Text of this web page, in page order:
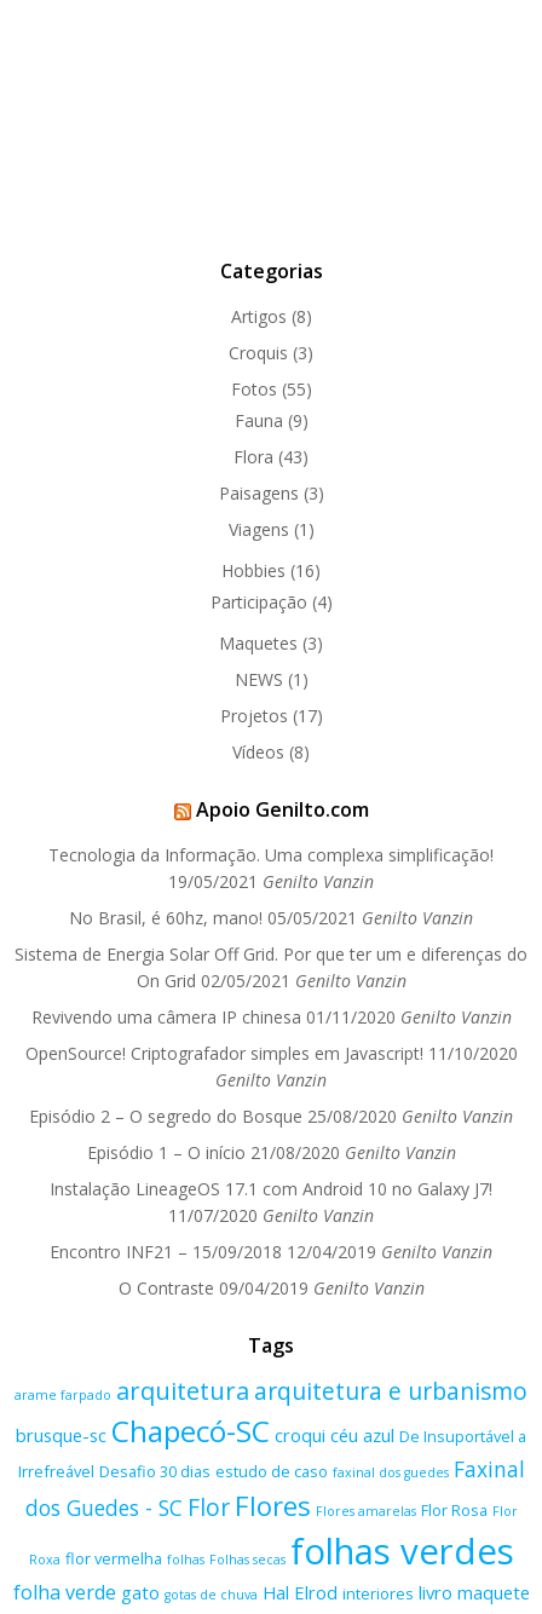
Categorias
Artigos (8)
Croquis (3)
Fotos (55)
Fauna (9)
Flora (43)
Paisagens (3)
Viagens (1)
Hobbies (16)
Participação (4)
Maquetes (3)
NEWS (1)
Projetos (17)
Vídeos (8)
Apoio Genilto.com
Tecnologia da Informação. Uma complexa simplificação!
19/05/2021 Genilto Vanzin
No Brasil, é 60hz, mano! 05/05/2021 Genilto Vanzin
Sistema de Energia Solar Off Grid. Por que ter um e diferenças do
On Grid 02/05/2021 Genilto Vanzin
Revivendo uma câmera IP chinesa 01/11/2020 Genilto Vanzin
OpenSource! Criptografador simples em Javascript! 11/10/2020
Genilto Vanzin
Episódio 2 – O segredo do Bosque 25/08/2020 Genilto Vanzin
Episódio 1 – O início 21/08/2020 Genilto Vanzin
Instalação LineageOS 17.1 com Android 10 no Galaxy J7!
11/07/2020 Genilto Vanzin
Encontro INF21 – 15/09/2018 12/04/2019 Genilto Vanzin
O Contraste 09/04/2019 Genilto Vanzin
Tags
arame farpado arquitetura arquitetura e urbanismo
brusque-sc Chapecó-SC croqui céu azul De Insuportável a
Irrefreável Desafio 30 dias estudo de caso faxinal dos guedes Faxinal
dos Guedes - SC Flor Flores Flores amarelas Flor Rosa Flor
Roxa flor vermelha folhas Folhas secas folhas verdes
folha verde gato gotas de chuva Hal Elrod interiores livro maquete